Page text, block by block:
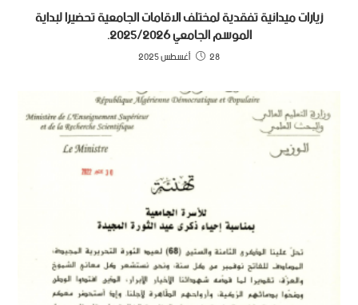
زيارات ميدانية تفقدية لمختلف الاقامات الجامعية تحضيرا لبداية
الموسم الجامعي 2025/2026.
28 أغسطس 2025